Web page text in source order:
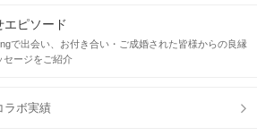
エピソード
で出会い、お付き合い・ご成婚された皆様からの良縁
セージをご紹介
ラボ実績